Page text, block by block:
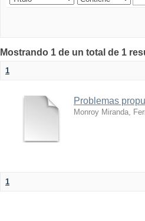
Mostrando 1 de un total de 1
1
Problemas
Monroy Miranda,
1